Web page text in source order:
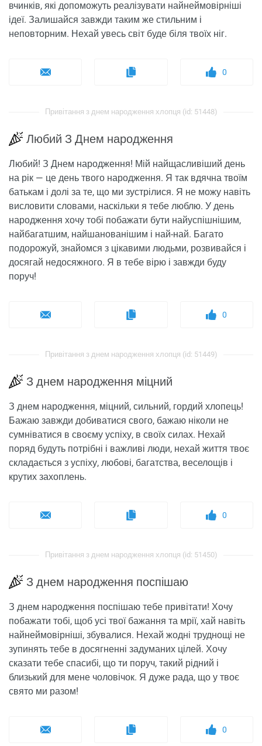
вчинків, які допоможуть реалізувати найнеймовірніші
ідеї. Залишайся завжди таким же стильним і
неповторним. Нехай увесь світ буде біля твоїх ніг.
0
Привітання з днем ​​народження хлопця (id: 51448)
Любий З Днем народження
Любий! З Днем народження! Мій найщасливіший день
на рік — це день твого народження. Я так вдячна твоїм
батькам і долі за те, що ми зустрілися. Я не можу навіть
висловити словами, наскільки я тебе люблю. У день
народження хочу тобі побажати бути найуспішнішим,
найбагатшим, найшанованішим і най-най. Багато
подорожуй, знайомся з цікавими людьми, розвивайся і
досягай недосяжного. Я в тебе вірю і завжди буду
поруч!
0
Привітання з днем ​​народження хлопця (id: 51449)
З днем ​​народження міцний
З днем ​​народження, міцний, сильний, гордий хлопець!
Бажаю завжди добиватися свого, бажаю ніколи не
сумніватися в своєму успіху, в своїх силах. Нехай
поряд будуть потрібні і важливі люди, нехай життя твоє
складається з успіху, любові, багатства, веселощів і
крутих захоплень.
0
Привітання з днем ​​народження хлопця (id: 51450)
З днем ​​народження поспішаю
З днем ​​народження поспішаю тебе привітати! Хочу
побажати тобі, щоб усі твої бажання та мрії, хай навіть
найнеймовірніші, збувалися. Нехай жодні труднощі не
зупинять тебе в досягненні задуманих цілей. Хочу
сказати тебе спасибі, що ти поруч, такий рідний і
близький для мене чоловічок. Я дуже рада, що у твоє
свято ми разом!
0